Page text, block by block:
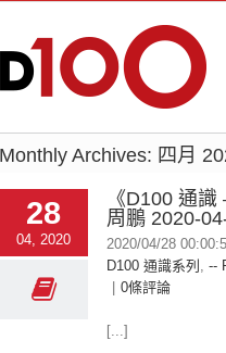
Monthly Archives: 四月
28
04, 2020
《D100 通識
周鵬 2020-
2020/04/28
D100 通識系列 , --
0條評論
[...]